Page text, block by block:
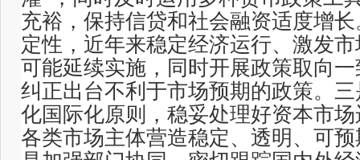
充裕，保持信贷和社会融资适度增
定性，近年来稳定经济运行、激发
可能延续实施，同时开展政策取向
纠正出台不利于市场预期的政策。
化国际化原则，稳妥处理好资本市
各类市场主体营造稳定、透明、可